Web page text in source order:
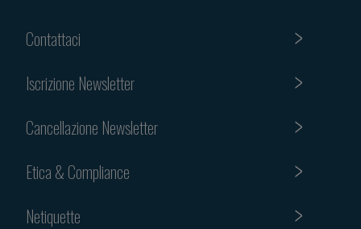
Contattaci
Iscrizione Newsletter
Cancellazione Newsletter
Etica & Compliance
Netiquette